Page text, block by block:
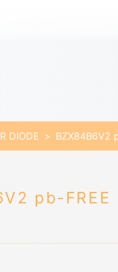
DIODE BZX84B6V2
pb-FREE